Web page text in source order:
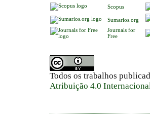
Scopus
Sumarios.org
Journals for
Free
Todos os trabalhos
Atribuição 4.0